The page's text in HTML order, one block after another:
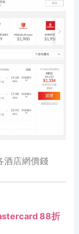
酒店網價錢
88折